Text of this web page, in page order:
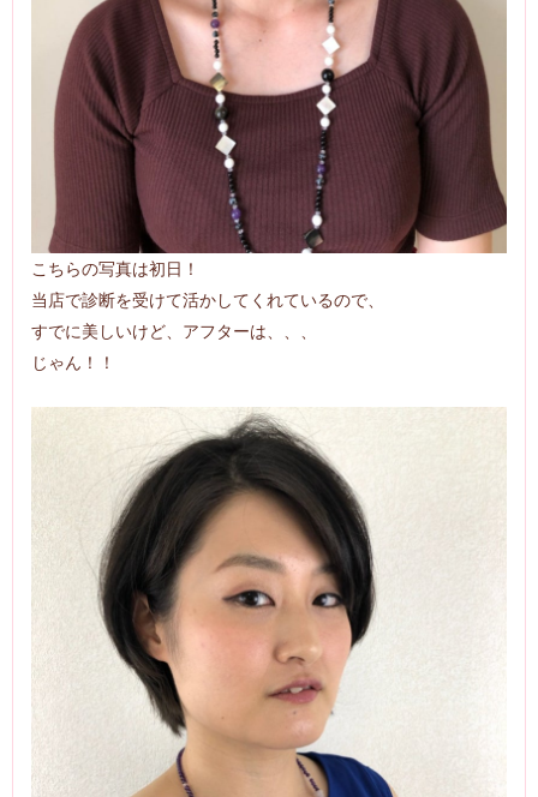
こちらの写真は初日！
当店で診断を受けて活かしてくれているので、
すでに美しいけど、アフターは、、、
じゃん！！